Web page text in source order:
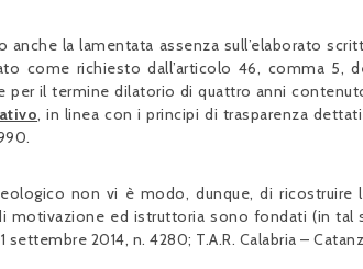
anche la lamentata assenza sull’elaborato
come richiesto dall’articolo 46, comma 5,
per il termine dilatorio di quattro anni
, in linea con i principi di trasparenza
non vi è modo, dunque, di ricostruire
motivazione ed istruttoria sono fondati (in tal
settembre 2014, n. 4280; T.A.R. Calabria –